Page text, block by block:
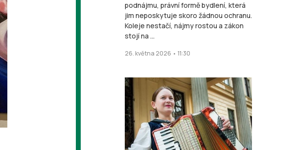
podnájmu, právní formě bydlení, která
jim neposkytuje skoro žádnou ochranu.
Koleje nestačí, nájmy rostou a zákon
stojí na ...
26. května 2026 • 11:30